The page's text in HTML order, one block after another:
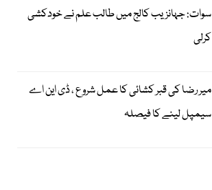
سوات: جہانزیب کالج میں طالب علم نے خودکشی
کرلی
میر رضا کی قبر کشائی کا عمل شروع ، ڈی این اے
سیمپل لینے کا فیصلہ